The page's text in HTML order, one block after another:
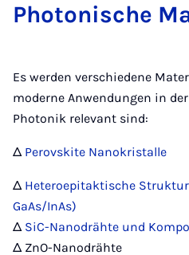
Pho­to­ni­sche
Es werden verschiedene
moderne Anwendungen in
Photonik relevant sind:
Δ Perovskite Nanokristalle
Δ Heteroepitaktische
GaAs/InAs)
Δ SiC-Nanodrähte und
Δ ZnO-Nanodrähte